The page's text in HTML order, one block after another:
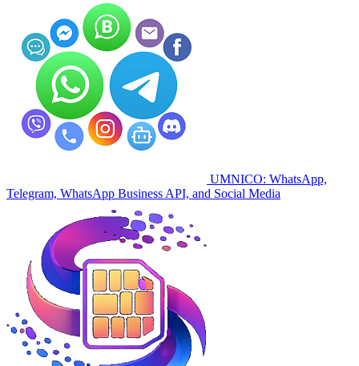
UMNICO: WhatsApp,
Telegram, WhatsApp Business API, and Social Media